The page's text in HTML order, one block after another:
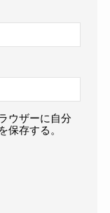
ウザーに自分
保存する。